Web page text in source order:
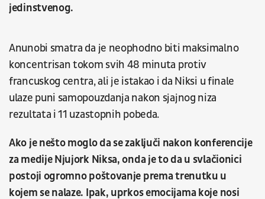
jedinstvenog.
Anunobi smatra da je neophodno biti maksimalno
koncentrisan tokom svih 48 minuta protiv
francuskog centra, ali je istakao i da Niksi u finale
ulaze puni samopouzdanja nakon sjajnog niza
rezultata i 11 uzastopnih pobeda.
Ako je nešto moglo da se zaključi nakon konferencije
za medije Njujork Niksa, onda je to da u svlačionici
postoji ogromno poštovanje prema trenutku u
kojem se nalaze. Ipak, uprkos emocijama koje nosi